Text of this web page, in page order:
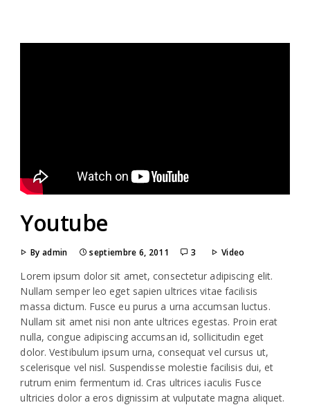
Youtube
By admin septiembre 6, 2011 3 Video
Lorem ipsum dolor sit amet, consectetur adipiscing elit.
Nullam semper leo eget sapien ultrices vitae facilisis
massa dictum. Fusce eu purus a urna accumsan luctus.
Nullam sit amet nisi non ante ultrices egestas. Proin erat
nulla, congue adipiscing accumsan id, sollicitudin eget
dolor. Vestibulum ipsum urna, consequat vel cursus ut,
scelerisque vel nisl. Suspendisse molestie facilisis dui, et
rutrum enim fermentum id. Cras ultrices iaculis Fusce
ultricies dolor a eros dignissim at vulputate magna aliquet.